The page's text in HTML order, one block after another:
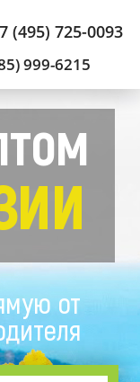
(495) 725-0093
999-6215
от